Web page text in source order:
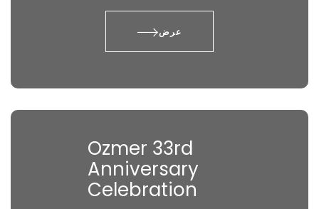
عرض
Ozmer 33rd
Anniversary
Celebration